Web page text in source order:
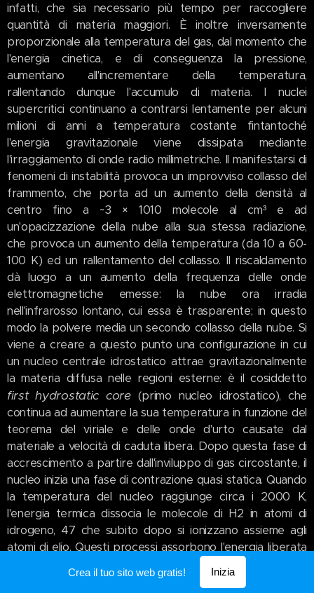
infatti, che sia necessario più tempo per raccogliere
quantità di materia maggiori. È inoltre inversamente
proporzionale alla temperatura del gas, dal momento che
l'energia cinetica, e di conseguenza la pressione,
aumentano all'incrementare della temperatura,
rallentando dunque l'accumulo di materia. I nuclei
supercritici continuano a contrarsi lentamente per alcuni
milioni di anni a temperatura costante fintantoché
l'energia gravitazionale viene dissipata mediante
l'irraggiamento di onde radio millimetriche. Il manifestarsi di
fenomeni di instabilità provoca un improvviso collasso del
frammento, che porta ad un aumento della densità al
centro fino a ~3 × 1010 molecole al cm³ e ad
un'opacizzazione della nube alla sua stessa radiazione,
che provoca un aumento della temperatura (da 10 a 60-
100 K) ed un rallentamento del collasso. Il riscaldamento
dà luogo a un aumento della frequenza delle onde
elettromagnetiche emesse: la nube ora irradia
nell'infrarosso lontano, cui essa è trasparente; in questo
modo la polvere media un secondo collasso della nube. Si
viene a creare a questo punto una configurazione in cui
un nucleo centrale idrostatico attrae gravitazionalmente
la materia diffusa nelle regioni esterne: è il cosiddetto
first hydrostatic core(primo nucleo idrostatico), che
continua ad aumentare la sua temperatura in funzione del
teorema del viriale e delle onde d'urto causate dal
materiale a velocità di caduta libera. Dopo questa fase di
accrescimento a partire dall'inviluppo di gas circostante, il
nucleo inizia una fase di contrazione quasi statica. Quando
la temperatura del nucleo raggiunge circa i 2000 K,
l'energia termica dissocia le molecole di H2 in atomi di
idrogeno, 47 che subito dopo si ionizzano assieme agli
atomi di elio. Questi processi assorbono l'energia liberata
dalla contrazione, permettendole di proseguire per
periodi di tempo comparabili col periodo del collasso a
Crea il tuo sito web gratis! Inizia